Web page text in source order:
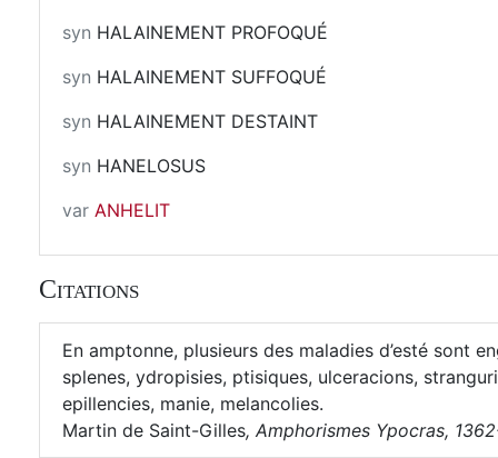
syn HALAINEMENT PROFOQUÉ
syn HALAINEMENT SUFFOQUÉ
syn HALAINEMENT DESTAINT
syn HANELOSUS
var ANHELIT
Citations
En amptonne, plusieurs des maladies d’esté sont
splenes, ydropisies, ptisiques, ulceracions,
epillencies, manie, melancolies.
Martin de Saint-Gilles, Amphorismes Ypocras,